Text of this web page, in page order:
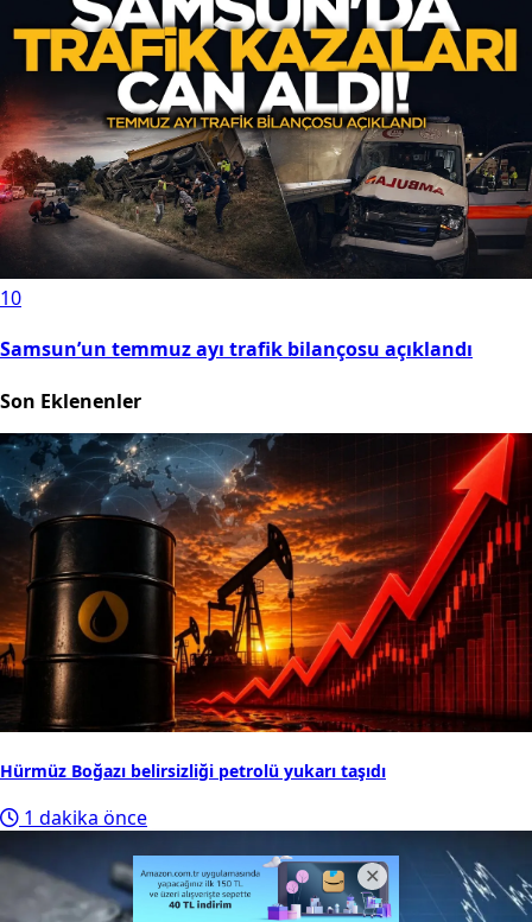
10
Samsun’un temmuz ayı trafik bilançosu açıklandı
Son Eklenenler
Hürmüz Boğazı belirsizliği petrolü yukarı taşıdı
1 dakika önce